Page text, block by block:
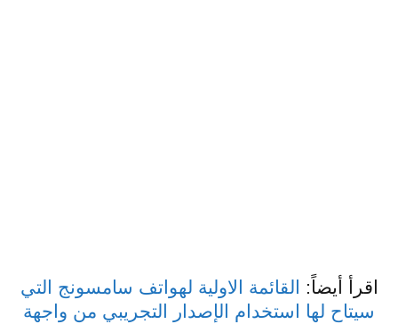
اقرأ أيضاً:
القائمة الاولية لهواتف سامسونج التي
سيتاح لها استخدام الإصدار التجريبي من واجهة